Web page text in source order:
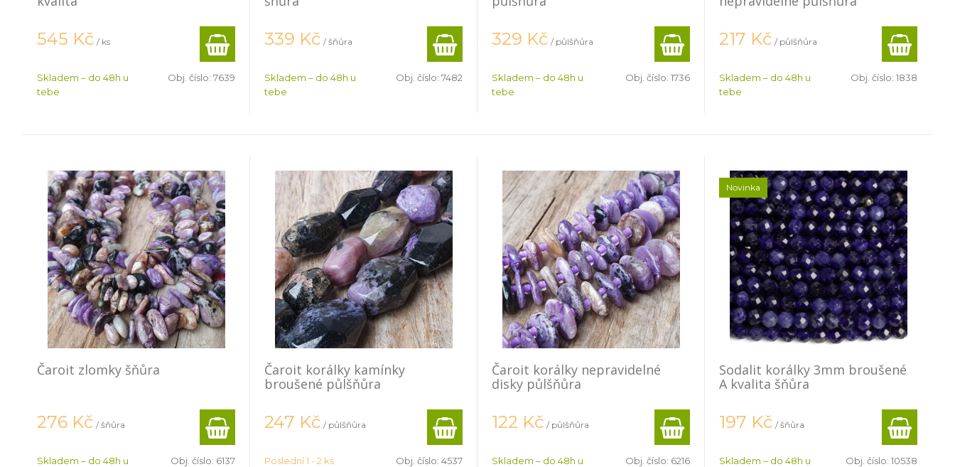
545 Kč / ks
Skladem – do 48h u
tebe
Obj. číslo: 7639
339 Kč / šňůra
Skladem – do 48h u
tebe
Obj. číslo: 7482
329 Kč / půlšňůra
Skladem – do 48h u
tebe
Obj. číslo: 1736
217 Kč / půlšňůra
Skladem – do 48h u
tebe
Obj. číslo: 1838
Čaroit zlomky šňůra
276 Kč / šňůra
Skladem – do 48h u
Obj. číslo: 6137
Čaroit korálky kamínky
broušené půlšňůra
247 Kč / půlšňůra
Poslední 1 - 2 ks Obj. číslo: 4537
Čaroit korálky nepravidelné
disky půlšňůra
122 Kč / půlšňůra
Skladem – do 48h u
Obj. číslo: 6216
Sodalit korálky 3mm broušené
A kvalita šňůra
Novinka
197 Kč / šňůra
Skladem – do 48h u
Obj. číslo: 10538